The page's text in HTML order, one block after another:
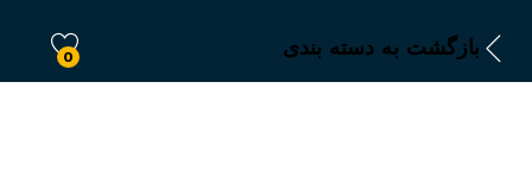
بازگشت به دسته بندی 0